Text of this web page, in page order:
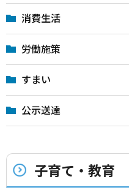
消費生活
労働施策
すまい
公示送達
子育て・教育